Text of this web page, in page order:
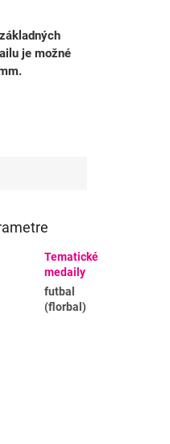
je možné
Tematické
medaily
futbal
(florbal)